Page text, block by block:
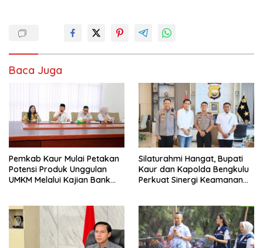
Baca Juga
Pemkab Kaur Mulai Petakan
Potensi Produk Unggulan
UMKM Melalui Kajian Bank
Silaturahmi Hangat, Bupati
Kaur dan Kapolda Bengkulu
Perkuat Sinergi Keamanan